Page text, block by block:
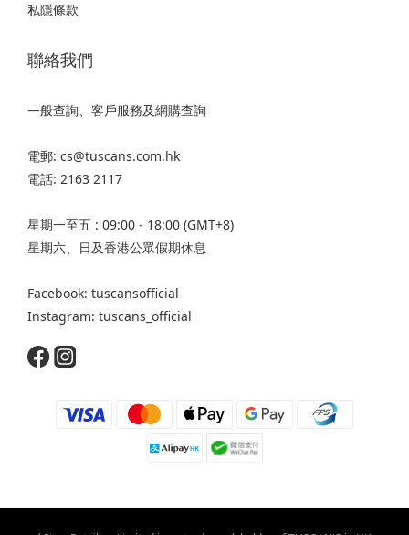
私隱條款
聯絡我們
一般查詢、客戶服務及網購查詢
電郵: cs@tuscans.com.hk
電話: 2163 2117
星期一至五 : 09:00 - 18:00 (GMT+8)
星期六、日及香港公眾假期休息
Facebook: tuscansofficial
Instagram: tuscans_official